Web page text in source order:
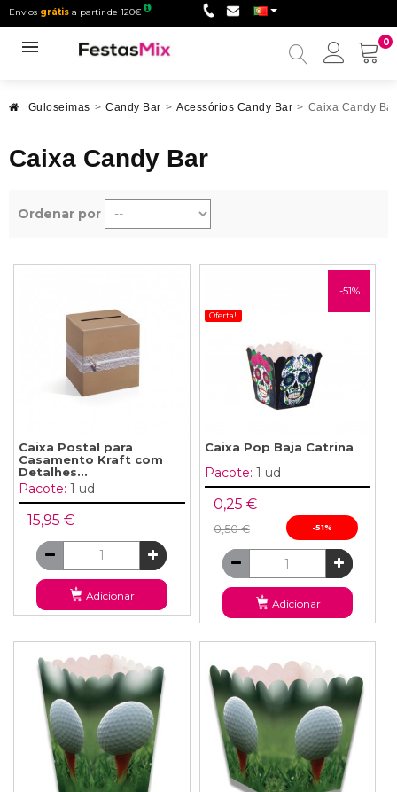
Envios grátis a partir de 120€
0
Minha
Guloseimas > Candy Bar > Acessórios Candy Bar > Caixa Candy Bar
Caixa Candy Bar
Ordenar por
Caixa Postal para
Casamento Kraft com
Detalhes...
Pacote: 1 ud
15,95 €
Adicionar
-51%
Oferta!
Caixa Pop Baja Catrina
Pacote: 1 ud
0,25 €
0,50 € -51%
Adicionar